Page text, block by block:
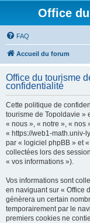
Office
FAQ
Accueil du forum
Office du tourisme
confidentialité
Cette politique de
tourisme de Topoldavie »
« nous », « notre », « nos
« https://web1-math.univ-
par « logiciel phpBB » et
collectées lors des
« vos informations »).
Vos informations sont
en naviguant sur « Office
génèrera un certain
temporairement par le
premiers cookies ne